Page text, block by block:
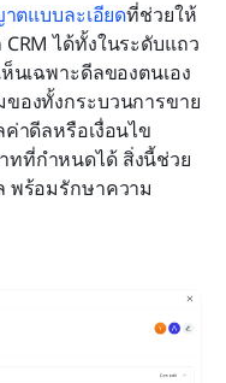
ตแบบละเอียดที่ช่วยให้
ได้ทั้งในระดับแถว
นเฉพาะดีลของตนเอง
องทั้งกระบวนการขาย
าดีลหรือเงื่อนไข
ทที่กำหนดได้ สิ่งนี้ช่วย
พร้อมรักษาความ